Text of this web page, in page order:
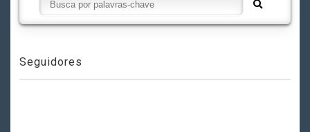
Seguidores